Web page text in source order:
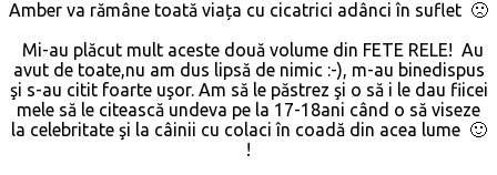
Amber va rămâne toată viața cu cicatrici adânci în suflet 🙁
Mi-au plăcut mult aceste două volume din FETE RELE! Au
avut de toate,nu am dus lipsă de nimic :-), m-au binedispus
şi s-au citit foarte uşor. Am să le păstrez şi o să i le dau fiicei
mele să le citească undeva pe la 17-18ani când o să viseze
la celebritate şi la câinii cu colaci în coadă din acea lume 🙂
!